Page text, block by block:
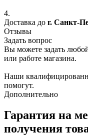
4.
Доставка до г. Санкт-
Отзывы
Задать вопрос
Вы можете задать
или работе магазина.
Наши
помогут.
Дополнительно
Гарантия на
получения